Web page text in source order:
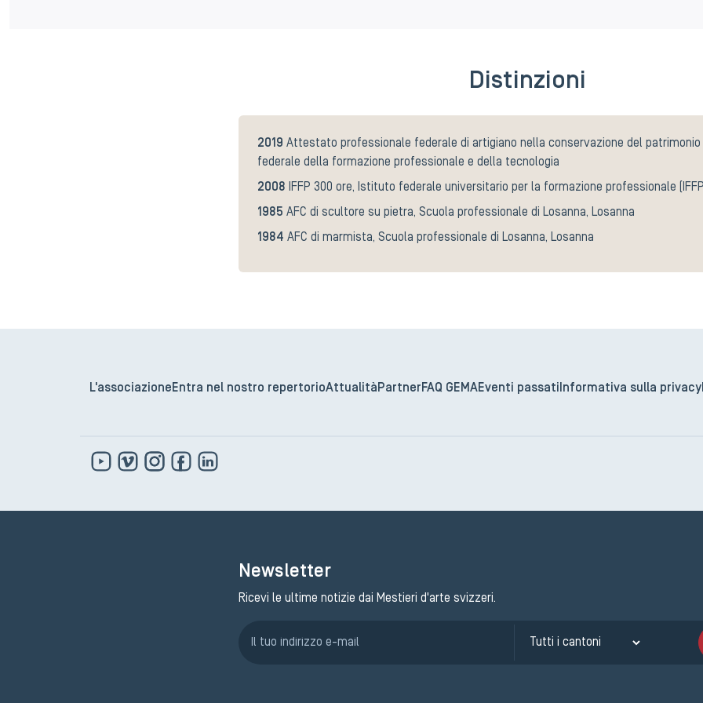
Distinzioni
2019 Attestato professionale federale di artigiano nella conservazione del
federale della formazione professionale e della tecnologia
2008 IFFP 300 ore, Istituto federale universitario per la formazione professionale
1985 AFC di scultore su pietra, Scuola professionale di Losanna, Losanna
1984 AFC di marmista, Scuola professionale di Losanna, Losanna
L'associazione Entra nel nostro repertorioAttualità Partner FAQ GEMAEventi passati Informativa sulla privacy
Newsletter
Ricevi le ultime notizie dai Mestieri d'arte svizzeri.